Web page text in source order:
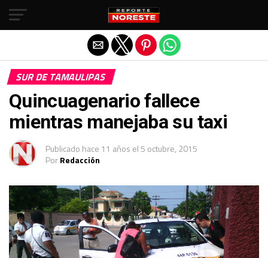
SUR DE TAMAULIPAS
Quincuagenario fallece
mientras manejaba su taxi
Publicado hace 11 años el5 octubre, 2015
PorRedacción
Salir de la versión móvil